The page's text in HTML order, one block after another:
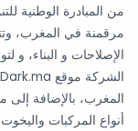
مرقمنة في المغرب،
الإصلاحات و البناء،
أنواع المركبات